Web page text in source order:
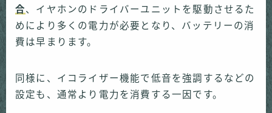
合、イヤホンのドライバーユニットを駆動させるた
めにより多くの電力が必要となり、バッテリーの消
費は早まります。
同様に、イコライザー機能で低音を強調するなどの
設定も、通常より電力を消費する一因です。